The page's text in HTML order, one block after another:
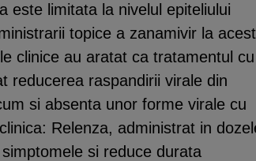
este limitata la nivelul epiteliului
topice a zanamivir la acest
clinice au aratat ca tratamentul cu
reducerea raspandirii virale din
si absenta unor forme virale cu
Relenza, administrat in
si reduce durata